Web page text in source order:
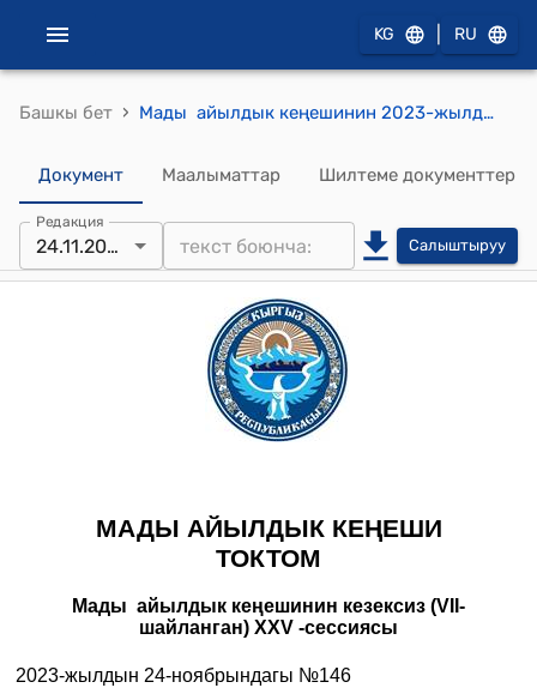
KG RU
Башкы бет › Мады айылдык кеңешинин 2023-жылдын 24-ноябрындагы № 146 “Мады айыл өкмөтүнүн аймагынан индустриалдык логистикалык борборго жер тилкесин ажыратуу жөнүндөгү 2017-жылдын 4-октябрында № 8/33 сандуу токтомуна өзгөртүү киргизүү жөнүндө” токтому
Документ Маалыматтар Шилтеме документтер
Редакция
24.11.2023 Салыштыруу